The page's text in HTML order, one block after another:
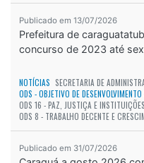
Publicado em 13/07/2026
Prefeitura de
concurso de 2023 até
NOTÍCIAS SECRETARIA DE
ODS - OBJETIVO DE
ODS 16 - PAZ, JUSTIÇA E
ODS 8 - TRABALHO DECENTE E
Publicado em 31/07/2026